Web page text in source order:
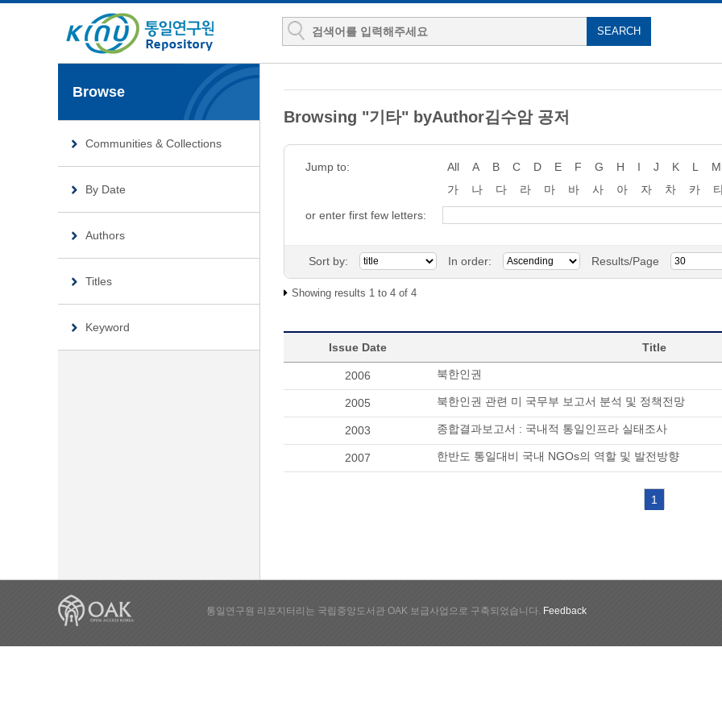
Browse
Communities & Collections
By Date
Authors
Titles
Keyword
Browsing "기타" byAuthor김수암 공저
Jump to: All A B C D E F G H I J K L M
가
나 다 라 마 바 사 아 자 차 카
or enter first few letters:
Sort by: In order: Results/Page
Showing results 1 to 4 of 4
Issue Date Title
2006 북한인권
2005 북한인권 관련 미 국무부 보고서 분석 및 정책전망
2003 종합결과보고서 : 국내적 통일인프라 실태조사
2007 한반도 통일대비 국내 NGOs의 역할 및 발전방향
1
통일연구원 리포지터리는 국립중앙도서관 OAK 보급사업으로 구축되었습니다. Feedback